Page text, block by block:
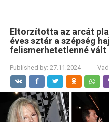
Eltorzította az arcát
éves sztár a szépség
felismerhetetlenné vált
Published by: 27.11.2024